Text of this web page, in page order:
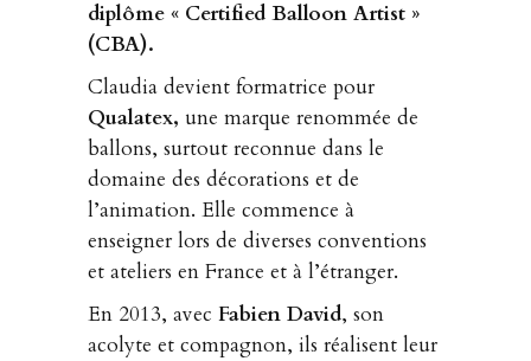
diplôme « Certified Balloon Artist »
(CBA).
Claudia devient formatrice pour
Qualatex, une marque renommée de
ballons, surtout reconnue dans le
domaine des décorations et de
l’animation. Elle commence à
enseigner lors de diverses conventions
et ateliers en France et à l’étranger.
En 2013, avec Fabien David, son
acolyte et compagnon, ils réalisent leur